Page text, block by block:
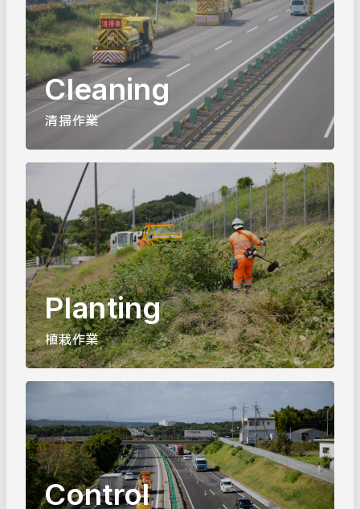
Cleaning
清掃作業
Planting
植栽作業
Control